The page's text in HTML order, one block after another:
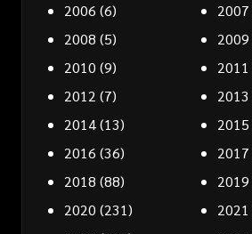
2006 (6) 2007
2008 (5) 2009
2010 (9) 2011
2012 (7) 2013
2014(13) 2015
2016 (36) 2017
2018 (88) 2019
2020 (231) 2021